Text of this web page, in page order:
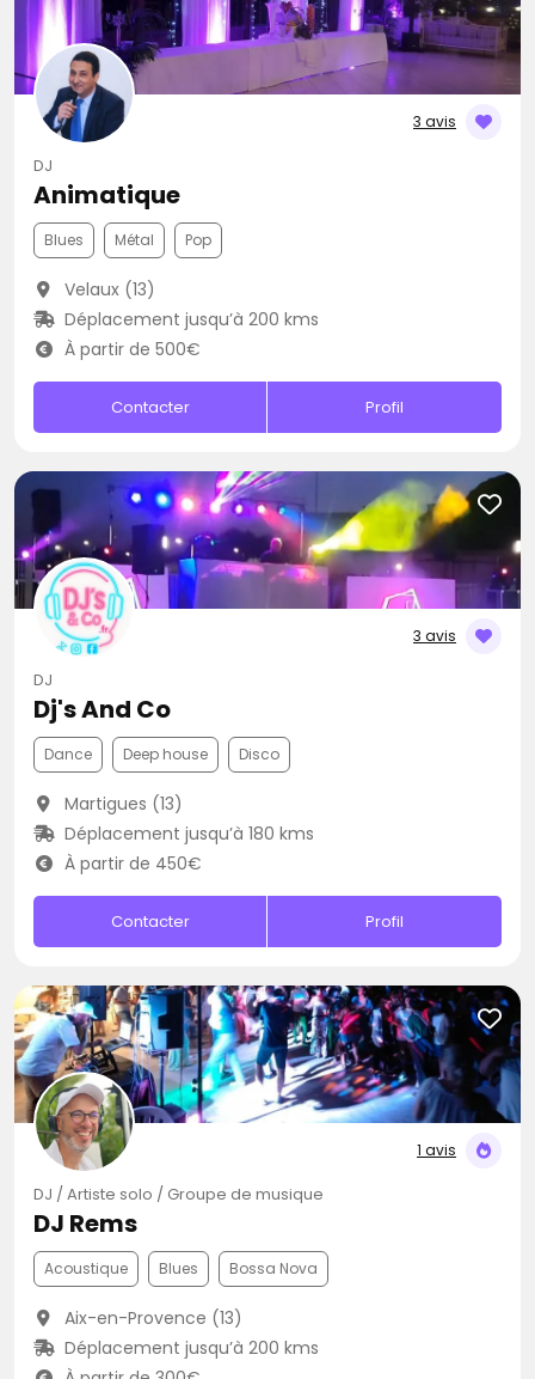
3 avis
DJ
Animatique
Blues Métal Pop
Velaux (13)
Déplacement jusqu’à 200 kms
À partir de 500€
Contacter Profil
3 avis
DJ
Dj's And Co
Dance Deep house Disco
Martigues (13)
Déplacement jusqu’à 180 kms
À partir de 450€
Contacter Profil
1 avis
DJ / Artiste solo / Groupe de musique
DJ Rems
Acoustique Blues Bossa Nova
Aix-en-Provence (13)
Déplacement jusqu’à 200 kms